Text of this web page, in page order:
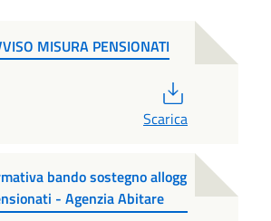
MISURA PENSIONATI
Scarica
bando sostegno allogg
- Agenzia Abitare